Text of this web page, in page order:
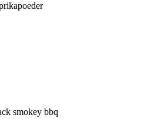
smokey bbq